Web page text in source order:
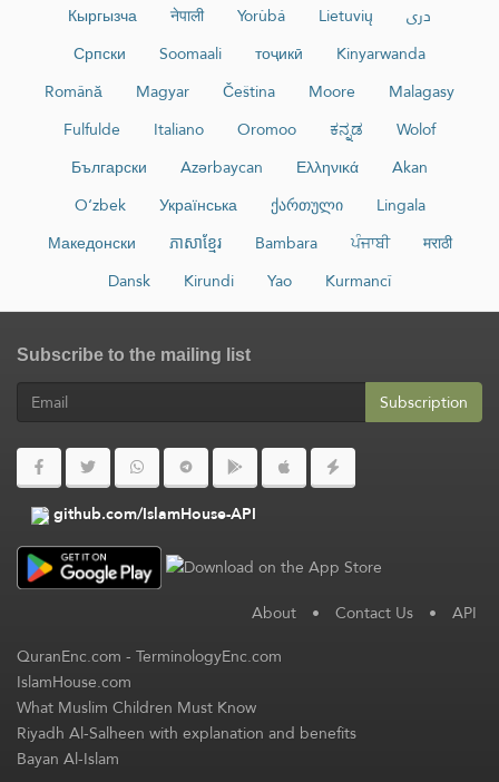
Кыргызча
नेपाली Yorùbá Lietuvių
دری
Српски
Soomaali тоҷикӣ
Kinyarwanda
Română
Magyar Čeština Moore
Malagasy
Fulfulde
Italiano Oromoo ಕನ್ನಡ
Wolof
Български
Azərbaycan Ελληνικά
Akan
O‘zbek
Українська ქართული
Lingala
Македонски
ភាសាខ្មែរ Bambara ਪੰਜਾਬੀ
मराठी
Dansk
Kirundi Yao Kurmancî
Subscribe to the mailing list
Subscription
github.com/IslamHouse-API
About • Contact Us • API
QuranEnc.com-TerminologyEnc.com
IslamHouse.com
What Muslim Children Must Know
Riyadh Al-Salheen with explanation and benefits
Bayan Al-Islam